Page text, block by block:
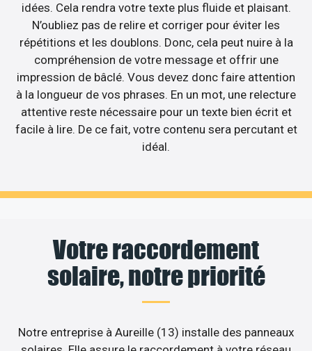
idées. Cela rendra votre texte plus fluide et plaisant.
N’oubliez pas de relire et corriger pour éviter les
répétitions et les doublons. Donc, cela peut nuire à la
compréhension de votre message et offrir une
impression de bâclé. Vous devez donc faire attention
à la longueur de vos phrases. En un mot, une relecture
attentive reste nécessaire pour un texte bien écrit et
facile à lire. De ce fait, votre contenu sera percutant et
idéal.
Votre raccordement
solaire, notre priorité
Notre entreprise à Aureille (13) installe des panneaux